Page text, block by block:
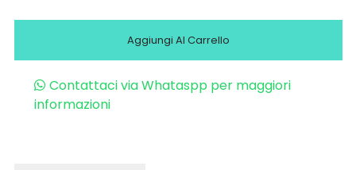
Aggiungi Al Carrello
Contattaci via Whataspp per maggiori
informazioni